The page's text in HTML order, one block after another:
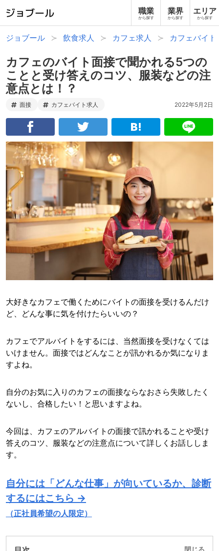
職業
から探す
業界
から探す
エリア
から探す
ジョブール 飲食求人 カフェ求人 カフェバイト
カフェのバイト面接で聞かれる5つの
ことと受け答えのコツ、服装などの注
意点とは！？
面接 カフェバイト求人 2022年5月2日
大好きなカフェで働くためにバイトの面接を受けるんだけ
ど、どんな事に気を付けたらいいの？
カフェでアルバイトをするには、当然面接を受けなくては
いけません。面接ではどんなことが訊かれるか気になりま
すよね。
自分のお気に入りのカフェの面接ならなおさら失敗したく
ないし、合格したい！と思いますよね。
今回は、カフェのアルバイトの面接で訊かれることや受け
答えのコツ、服装などの注意点について詳しくお話ししま
す。
自分には「どんな仕事」が向いているか、診断
するにはこちら →
（正社員希望の人限定）